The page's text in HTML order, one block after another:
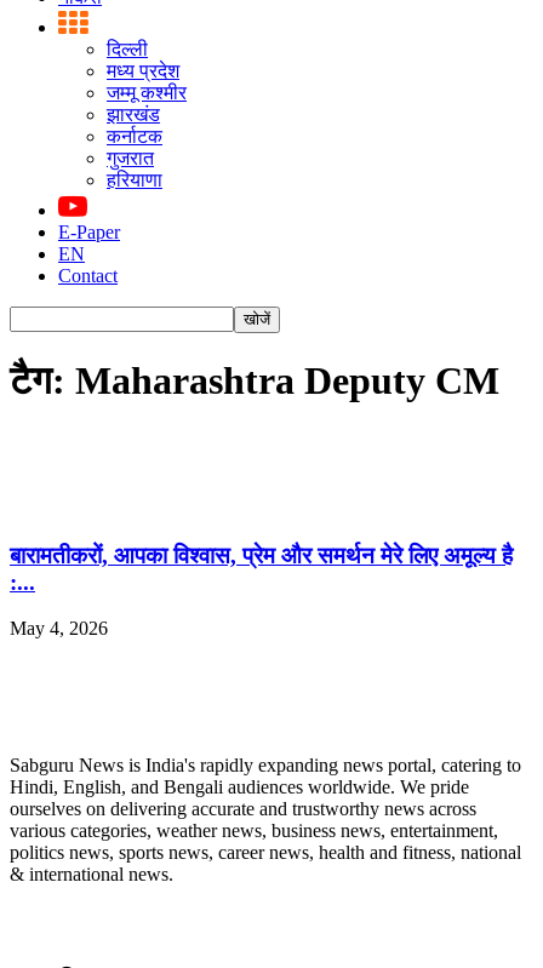
दिल्ली
मध्य प्रदेश
जम्मू कश्मीर
झारखंड
कर्नाटक
गुजरात
हरियाणा
E-Paper
EN
Contact
टैग: Maharashtra Deputy CM
बारामतीकरों, आपका विश्वास, प्रेम और समर्थन मेरे लिए अमूल्य है
:...
May 4, 2026
Sabguru News is India's rapidly expanding news portal, catering to
Hindi, English, and Bengali audiences worldwide. We pride
ourselves on delivering accurate and trustworthy news across
various categories, weather news, business news, entertainment,
politics news, sports news, career news, health and fitness, national
& international news.